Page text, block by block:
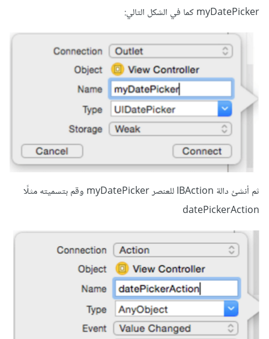
myDatePicker كما في الشكل التالي:
ثم أنشئ دالة IBAction للعنصر myDatePicker وقم بتسميته مثلًا
datePickerAction